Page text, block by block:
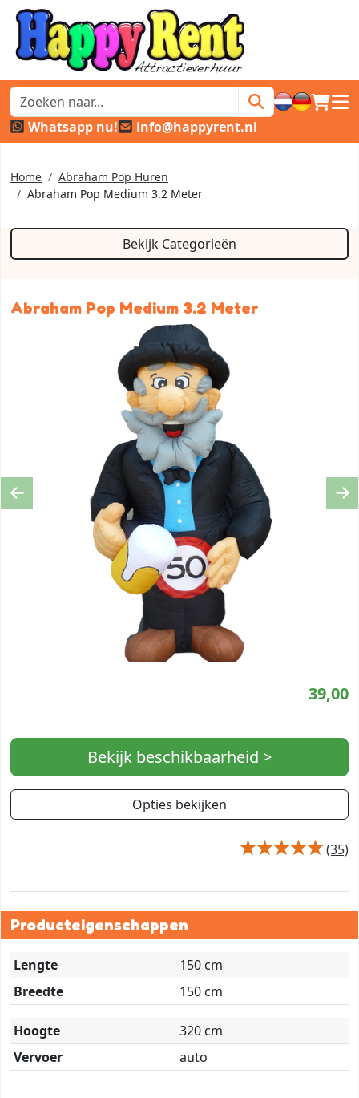
Whatsapp nu!
info@happyrent.nl
Home
Abraham Pop Huren
Abraham Pop Medium 3.2 Meter
Bekijk Categorieën
Abraham Pop Medium 3.2 Meter
39,00
Bekijk beschikbaarheid >
Opties bekijken
(35)
Previous
Producteigenschappen
Lengte
150 cm
Breedte
150 cm
Hoogte
320 cm
Vervoer
auto